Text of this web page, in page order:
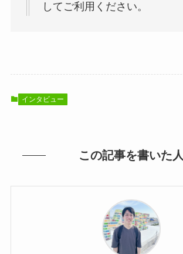
してご利用ください。
インタビュー
この記事を書いた人